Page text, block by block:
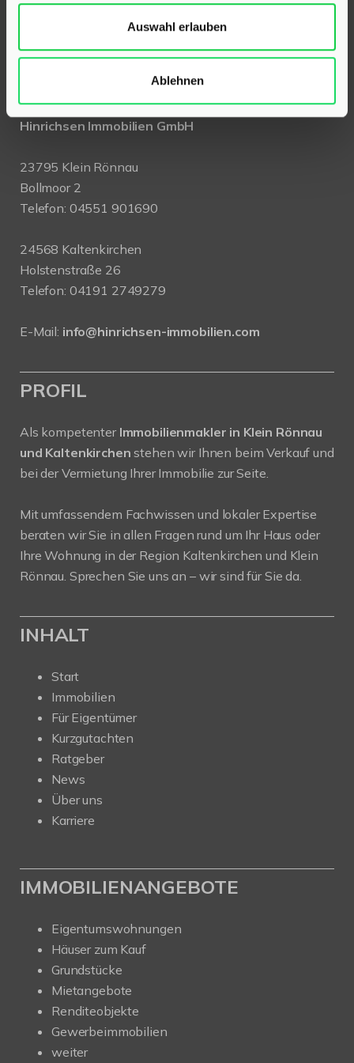
Auswahl erlauben
Ablehnen
Hinrichsen Immobilien GmbH
23795 Klein Rönnau
Bollmoor 2
Telefon: 04551 901690
24568 Kaltenkirchen
Holstenstraße 26
Telefon: 04191 2749279
E-Mail: info@hinrichsen-immobilien.com
PROFIL
Als kompetenter Immobilienmakler in Klein Rönnau
und Kaltenkirchenstehen wir Ihnen beim Verkauf und
bei der Vermietung Ihrer Immobilie zur Seite.
Mit umfassendem Fachwissen und lokaler Expertise
beraten wir Sie in allen Fragen rund um Ihr Haus oder
Ihre Wohnung in der Region Kaltenkirchen und Klein
Rönnau. Sprechen Sie uns an – wir sind für Sie da.
INHALT
Start
Immobilien
Für Eigentümer
Kurzgutachten
Ratgeber
News
Über uns
Karriere
IMMOBILIENANGEBOTE
Eigentumswohnungen
Häuser zum Kauf
Grundstücke
Mietangebote
Renditeobjekte
Gewerbeimmobilien
weiter